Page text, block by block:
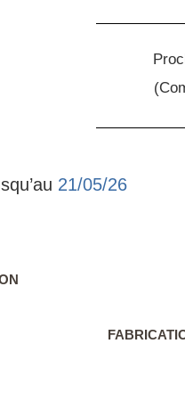
21/05/26